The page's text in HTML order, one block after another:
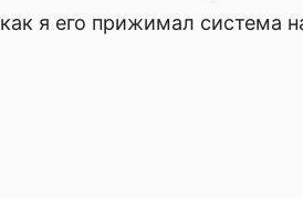
как я его прижимал система